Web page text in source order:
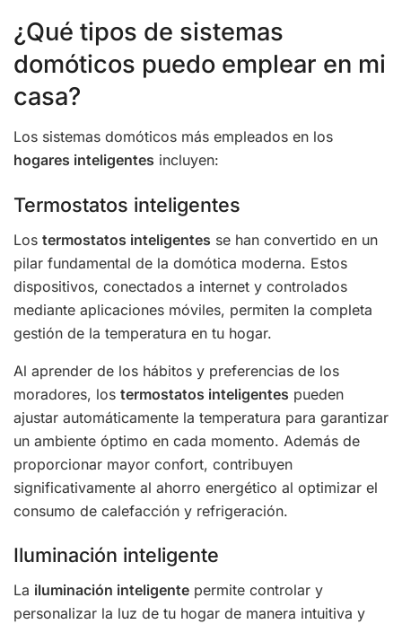
¿Qué tipos de sistemas
domóticos puedo emplear en mi
casa?
Los sistemas domóticos más empleados en los
hogares inteligentes incluyen:
Termostatos inteligentes
Los termostatos inteligentes se han convertido en un
pilar fundamental de la domótica moderna. Estos
dispositivos, conectados a internet y controlados
mediante aplicaciones móviles, permiten la completa
gestión de la temperatura en tu hogar.
Al aprender de los hábitos y preferencias de los
moradores, los termostatos inteligentes pueden
ajustar automáticamente la temperatura para garantizar
un ambiente óptimo en cada momento. Además de
proporcionar mayor confort, contribuyen
significativamente al ahorro energético al optimizar el
consumo de calefacción y refrigeración.
Iluminación inteligente
La iluminación inteligente permite controlar y
personalizar la luz de tu hogar de manera intuitiva y